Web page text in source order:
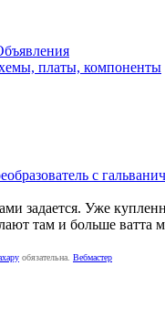
платы, компоненты
с
Уже
там и больше ватта
обязательна. Вебмастер